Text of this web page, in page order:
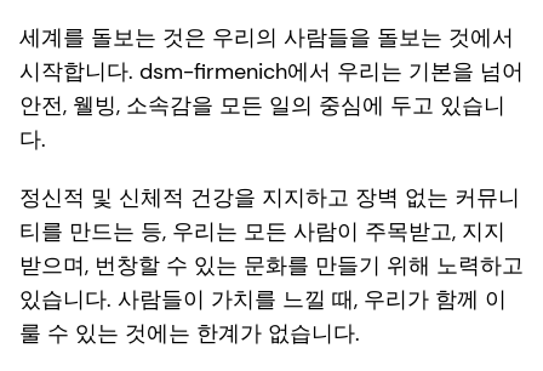
세계를 돌보는 것은 우리의 사람들을 돌보는 것에서
시작합니다. dsm-firmenich에서 우리는 기본을 넘어
안전, 웰빙, 소속감을 모든 일의 중심에 두고 있습니
다.
정신적 및 신체적 건강을 지지하고 장벽 없는 커뮤니
티를 만드는 등, 우리는 모든 사람이 주목받고, 지지
받으며, 번창할 수 있는 문화를 만들기 위해 노력하고
있습니다. 사람들이 가치를 느낄 때, 우리가 함께 이
룰 수 있는 것에는 한계가 없습니다.